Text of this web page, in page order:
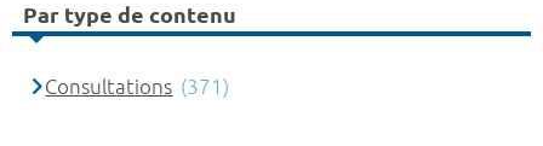
Par type de contenu
Consultations (371)